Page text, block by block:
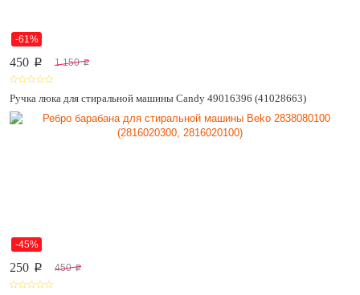
-61%
450 p 1 150 p
Ручка люка для стиральной машины Candy 49016396 (41028663)
-45%
250 p 450 p